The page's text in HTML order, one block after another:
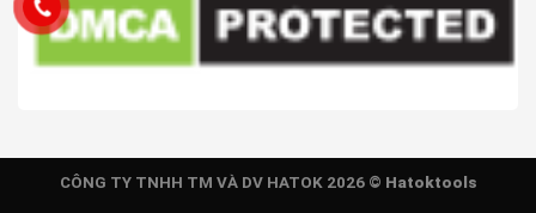
CÔNG TY TNHH TM VÀ DV HATOK 2026 © Hatoktools